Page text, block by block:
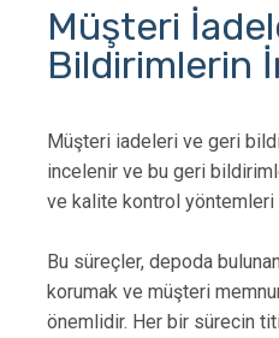
Müşteri
Bildirimlerin
Müşteri iadeleri ve geri
incelenir ve bu geri
ve kalite kontrol
Bu süreçler, depoda
korumak ve müşteri
önemlidir. Her bir sürecin